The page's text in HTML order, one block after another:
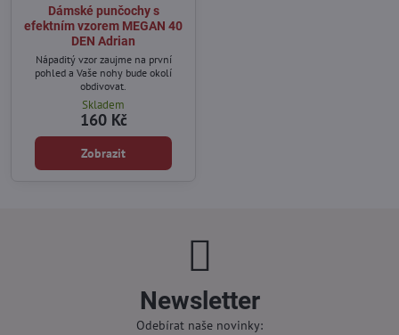
Dámské punčochy s
efektním vzorem MEGAN 40
DEN Adrian
Nápaditý vzor zaujme na první
pohled a Vaše nohy bude okolí
obdivovat.
Skladem
160 Kč
Zobrazit
Newsletter
Odebírat naše novinky: